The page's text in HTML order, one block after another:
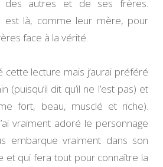
des autres et de ses frères.
est là, comme leur mère, pour
face à la vérité.
cette lecture mais j’aurai préféré
(puisqu’il dit qu’il ne l’est pas) et
fort, beau, musclé et riche).
vraiment adoré le personnage
embarque vraiment dans son
et qui fera tout pour connaître la